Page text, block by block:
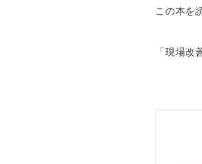
この本を
「現場改